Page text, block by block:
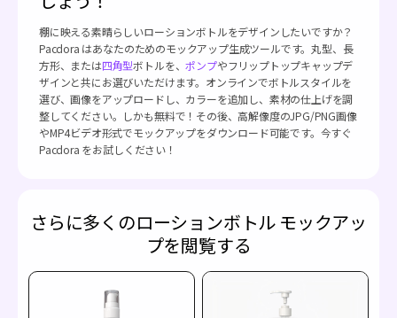
棚に映える素晴らしいローションボトルをデザインしたいですか？
Pacdora はあなたのためのモックアップ生成ツールです。丸型、長
方形、または四角型ボトルを、ポンプやフリップトップキャップデ
ザインと共にお選びいただけます。オンラインでボトルスタイルを
選び、画像をアップロードし、カラーを追加し、素材の仕上げを調
整してください。しかも無料で！その後、高解像度のJPG/PNG画像
やMP4ビデオ形式でモックアップをダウンロード可能です。今すぐ
Pacdora をお試しください！
さらに多くのローションボトル モックアッ
プを閲覧する